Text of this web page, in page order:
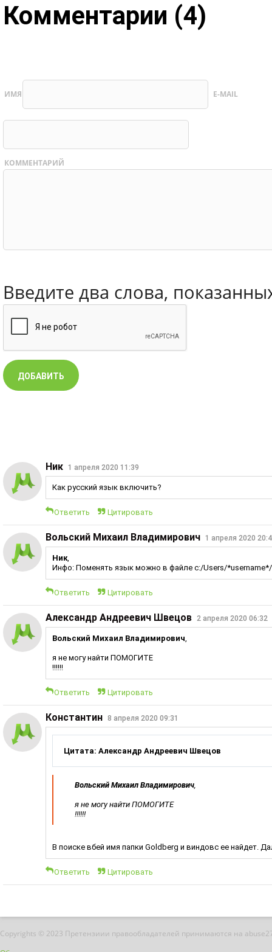
Комментарии (4)
ИМЯ E-MAIL
КОММЕНТАРИЙ
Введите два слова,
Ник 1 апреля 2020 11:39
Как русский язык включить?
Ответить Цитировать
Вольский Михаил Владимирович 1 апреля 2020
Ник,
Инфо: Поменять язык можно в файле c:/Users/
Ответить Цитировать
Александр Андреевич Швецов 2 апреля 2020 06:32
Вольский Михаил Владимирович,
я не могу найти ПОМОГИТЕ
!!!!!!
Ответить Цитировать
Константин 8 апреля 2020 09:31
Цитата: Александр Андреевич Швецов
Вольский Михаил Владимирович
я не могу найти ПОМОГИТЕ
!!!!!!
В поиске вбей имя папки Goldberg и виндовс ее найдет.
Ответить Цитировать
Copyrights © 2023 Претензиии правообладателей принимаются на